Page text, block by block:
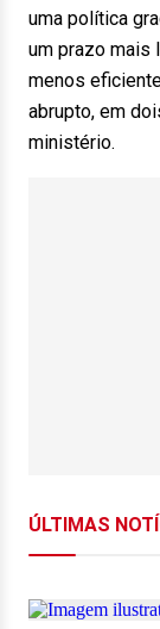
uma política
um prazo mais
menos
abrupto, em
ministério.